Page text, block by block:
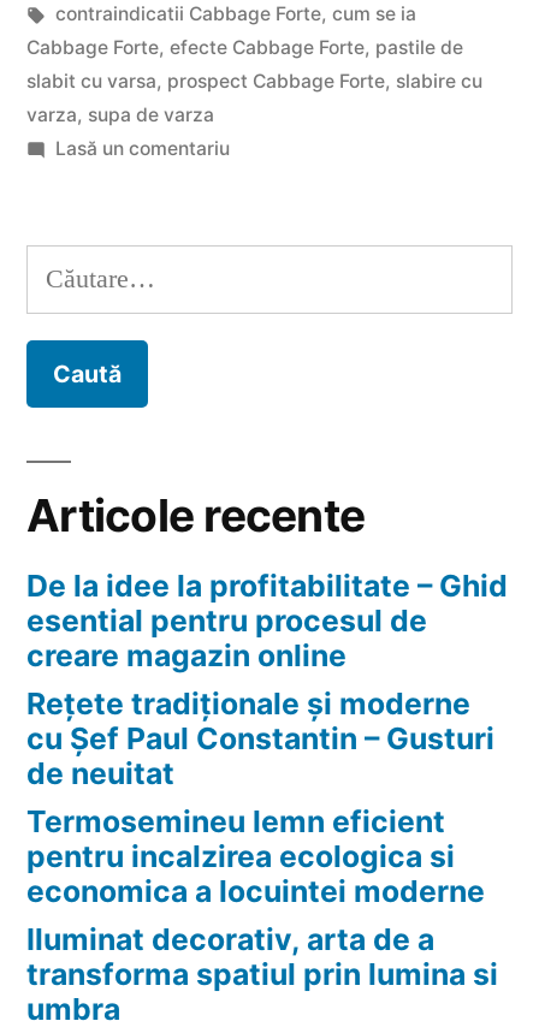
de
în
Etichete:
contraindicatii Cabbage Forte, cum se ia
Cabbage Forte, efecte Cabbage Forte, pastile de
slabit cu varsa, prospect Cabbage Forte, slabire cu
varza, supa de varza
Lasă un comentariula
prospect
Caută
după:
Articole recente
De la idee la profitabilitate – Ghid
esential pentru procesul de
creare magazin online
Rețete tradiționale și moderne
cu Șef Paul Constantin – Gusturi
de neuitat
Termosemineu lemn eficient
pentru incalzirea ecologica si
economica a locuintei moderne
Iluminat decorativ, arta de a
transforma spatiul prin lumina si
umbra